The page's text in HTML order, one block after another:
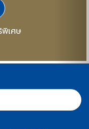
พิเศษ